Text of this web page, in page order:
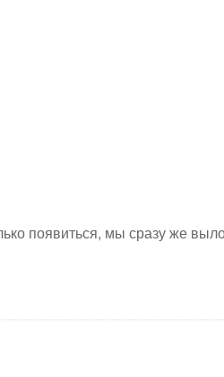
появиться, мы сразу же